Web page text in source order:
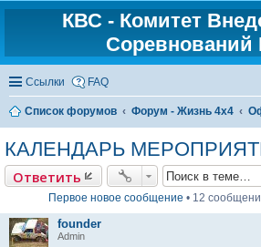
КВС - Комитет
Ссылки FAQ
Список форумов Форум - Жизнь 4х4
КАЛЕНДАРЬ
Ответить
Первое новое сообщение • 12
founder
Admin